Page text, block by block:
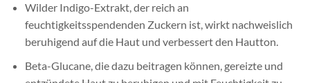
Wilder Indigo-Extrakt, der reich an
feuchtigkeitsspendenden Zuckern ist, wirkt nachweislich
beruhigend auf die Haut und verbessert den Hautton.
Beta-Glucane, die dazu beitragen können, gereizte und